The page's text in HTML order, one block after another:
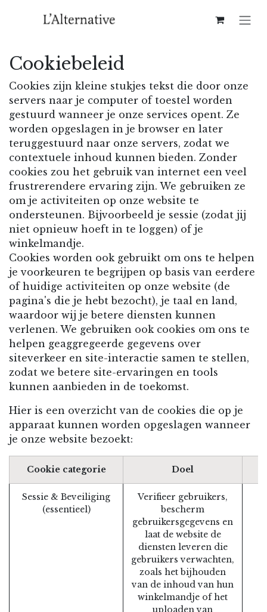
Cookiebeleid
Cookies zijn kleine stukjes tekst die door onze
servers naar je computer of toestel worden
gestuurd wanneer je onze services opent. Ze
worden opgeslagen in je browser en later
teruggestuurd naar onze servers, zodat we
contextuele inhoud kunnen bieden. Zonder
cookies zou het gebruik van internet een veel
frustrerendere ervaring zijn. We gebruiken ze
om je activiteiten op onze website te
ondersteunen. Bijvoorbeeld je sessie (zodat jij
niet opnieuw hoeft in te loggen) of je
winkelmandje.
Cookies worden ook gebruikt om ons te helpen
je voorkeuren te begrijpen op basis van eerdere
of huidige activiteiten op onze website (de
pagina's die je hebt bezocht), je taal en land,
waardoor wij je betere diensten kunnen
verlenen. We gebruiken ook cookies om ons te
helpen geaggregeerde gegevens over
siteverkeer en site-interactie samen te stellen,
zodat we betere site-ervaringen en tools
kunnen aanbieden in de toekomst.
Hier is een overzicht van de cookies die op je
apparaat kunnen worden opgeslagen wanneer
je onze website bezoekt:
Cookie categorie Doel
Sessie & Beveiliging
(essentieel)
Verifieer gebruikers,
bescherm
gebruikersgegevens en
laat de website de
diensten leveren die
gebruikers verwachten,
zoals het bijhouden
van de inhoud van hun
winkelmandje of het
uploaden van